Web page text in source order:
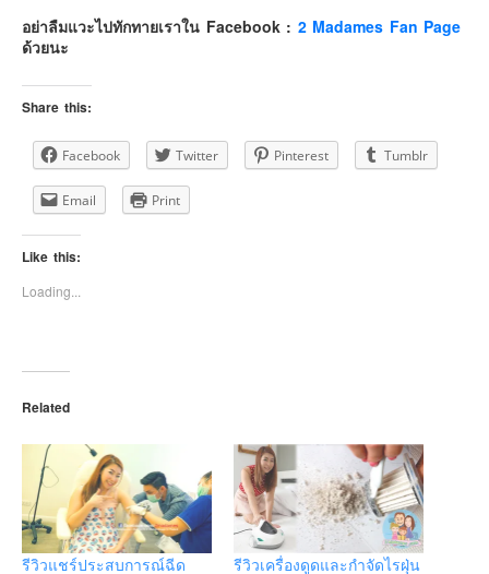
อย่าลืมแวะไปทักทายเราใน Facebook : 2 Madames Fan Page
ด้วยนะ
Share this:
Facebook Twitter Pinterest Tumblr
Email Print
Like this:
Loading...
Related
รีวิวแชร์ประสบการณ์ฉีด
รีวิวเครื่องดูดและกำจัดไรฝุ่น